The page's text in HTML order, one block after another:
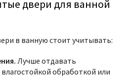
двери для ванной
в ванную стоит учитывать:
Лучше отдавать
обработкой или